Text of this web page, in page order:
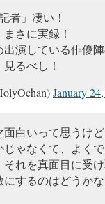
January 24, 2022
者」凄い！
さに実録！
演している俳優
るべし！
January
面白いって思うけ
ゃなくて、よく
れを真面目に受
にするのはどうか